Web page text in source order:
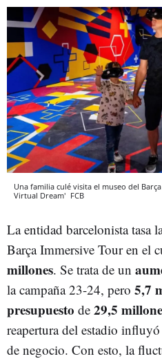
Una familia culé visita el museo del
Virtual Dream' FCB
La entidad barcelonista tasa
Barça Immersive Tour en el
millones. Se trata de un
la campaña 23-24, pero 5,7
presupuesto de 29,5
reapertura del estadio
de negocio. Con esto, la